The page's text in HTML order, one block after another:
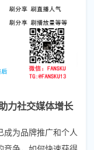
力社交媒体增长
为品牌推广和个人